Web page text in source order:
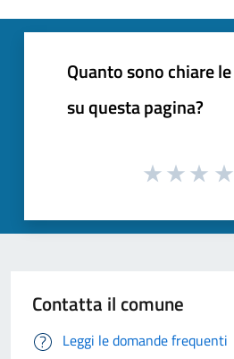
Quanto sono chiare
su questa pagina?
Contatta il comune
Leggi le domande frequenti